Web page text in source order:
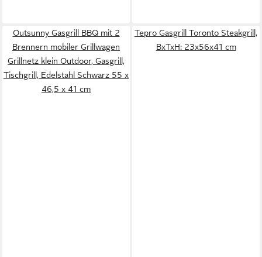
Outsunny Gasgrill BBQ mit 2
Brennern mobiler Grillwagen
Grillnetz klein Outdoor, Gasgrill,
Tischgrill, Edelstahl Schwarz 55 x
46,5 x 41 cm
Tepro Gasgrill Toronto Steakgrill,
BxTxH: 23x56x41 cm